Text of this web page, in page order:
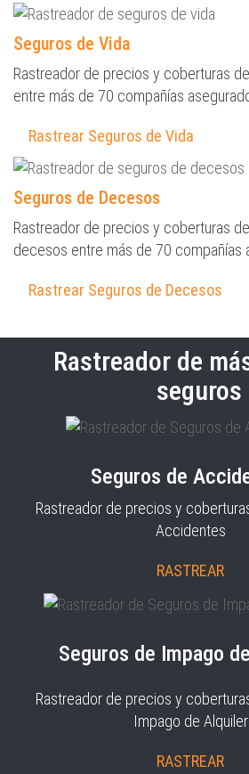
Seguros de Vida
Rastreador de precios y coberturas
entre más de 70 compañías
Rastrear Seguros de Vida
Seguros de Decesos
Rastreador de precios y coberturas
decesos entre más de 70 compañías
Rastrear Seguros de Decesos
Rastreador de
seguros
Seguros de
Rastreador de precios y
Accidentes
RASTREAR
Seguros de Impago
Rastreador de precios y
Impago de Alquiler
RASTREAR